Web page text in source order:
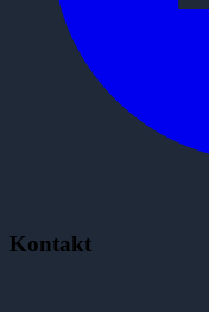
Kontakt